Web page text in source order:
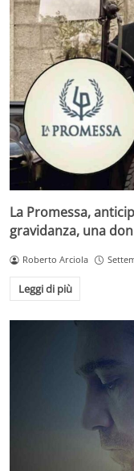
La Promessa,
gravidanza, una
Roberto Arciola
Leggi di più